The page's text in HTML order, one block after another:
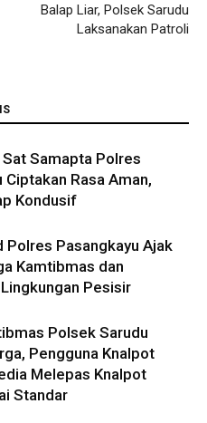
Balap Liar, Polsek Sarudu
Laksanakan Patroli
Samapta Polres
Ciptakan Rasa Aman,
Kondusif
Polres Pasangkayu Ajak
Kamtibmas dan
Pesisir
Polsek Sarudu
Pengguna Knalpot
Melepas Knalpot
Standar